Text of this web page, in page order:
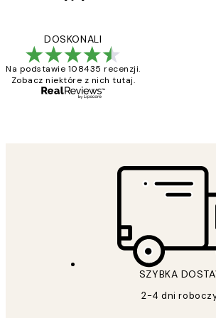
DOSKONALI
Na podstawie 108435 recenzji.
Zobacz niektóre z nich tutaj.
SZYBKA
2-4 dni